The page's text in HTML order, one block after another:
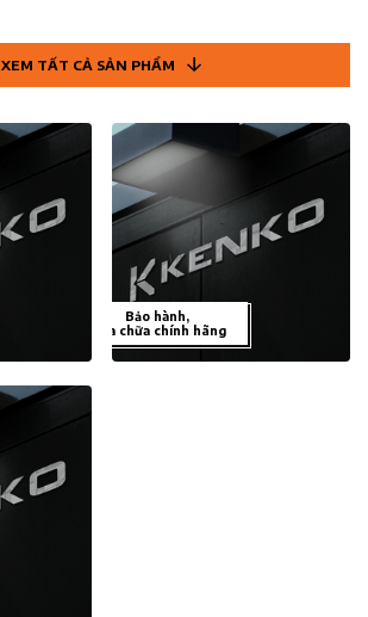
XEM TẤT CẢ SẢN PHẨM
Bảo hành,
sửa chữa chính hãng